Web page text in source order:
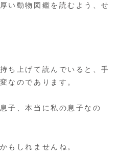
い動物図鑑を読むよう、せ
ち上げて読んでいると、手
なのであります。
子、本当に私の息子なの
もしれませんね。